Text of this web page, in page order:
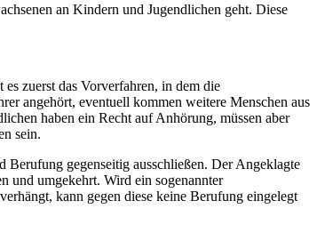
an Kindern und Jugendlichen geht. Diese
zuerst das Vorverfahren, in dem die
angehört, eventuell kommen weitere Menschen aus
haben ein Recht auf Anhörung, müssen aber
sein.
Berufung gegenseitig ausschließen. Der Angeklagte
und umgekehrt. Wird ein sogenannter
kann gegen diese keine Berufung eingelegt